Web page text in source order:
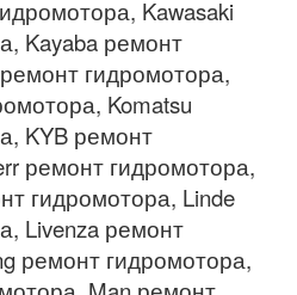
Kawasaki
Kayaba ремонт
гидромотора,
Komatsu
KYB ремонт
ремонт гидромотора,
гидромотора, Linde
Livenza ремонт
ремонт гидромотора,